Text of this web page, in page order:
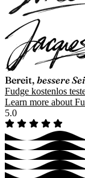
Bereit, bessere
Fudge kostenlos
Learn more about
5.0